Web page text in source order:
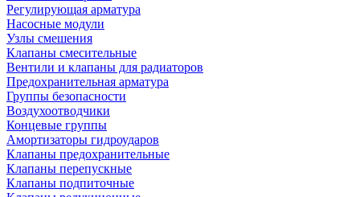
Регулирующая арматура
Насосные модули
Узлы смешения
Клапаны смесительные
Вентили и клапаны для радиаторов
Предохранительная арматура
Группы безопасности
Воздухоотводчики
Концевые группы
Амортизаторы гидроударов
Клапаны предохранительные
Клапаны перепускные
Клапаны подпиточные